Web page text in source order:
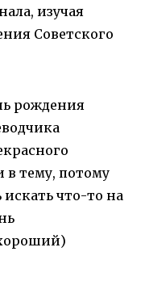
изучая
Советского
рождения
тему, потому
искать что-то на